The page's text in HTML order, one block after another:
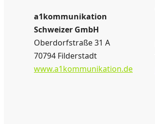
a1kommunikation
Schweizer GmbH
Oberdorfstraße 31 A
70794 Filderstadt
www.a1kommunikation.de